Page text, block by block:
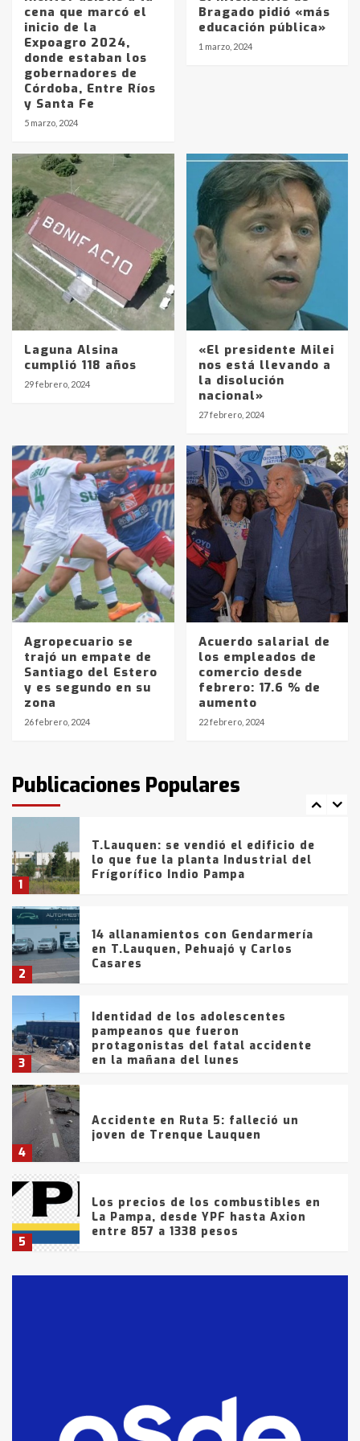
cena que marcó el
inicio de la
Expoagro 2024,
donde estaban los
gobernadores de
Córdoba, Entre Ríos
y Santa Fe
5 marzo, 2024
Bragado pidió «más
educación pública»
1 marzo, 2024
Laguna Alsina
cumplió 118 años
29 febrero, 2024
«El presidente Milei
nos está llevando a
la disolución
nacional»
27 febrero, 2024
Agropecuario se
trajó un empate de
Santiago del Estero
y es segundo en su
zona
26 febrero, 2024
Acuerdo salarial de
los empleados de
comercio desde
febrero: 17.6 % de
aumento
22 febrero, 2024
Publicaciones Populares
Identidad de los adolescentes
protagonistas del fatal accidente
4
Accidente en Ruta 5: falleció un
joven de Trenque Lauquen
5
Los precios de los combustibles en
La Pampa, desde YPF hasta Axion
entre 857 a 1338 pesos
6
La Bolsa de Cereales de Bahía
Blanca anticipa que Agosto vendrá
con lluvias y heladas, en gran parte
fueron detenidos por
comercialización de drogas en la
tarde del sábado
1
T.Lauquen: se vendió el edificio de
lo que fue la planta Industrial del
Frígorífico Indio Pampa
2
14 allanamientos con Gendarmería
en T.Lauquen, Pehuajó y Carlos
Casares
3
Identidad de los adolescentes
pampeanos que fueron
protagonistas del fatal accidente
en la mañana del lunes
4
Accidente en Ruta 5: falleció un
joven de Trenque Lauquen
5
Los precios de los combustibles en
La Pampa, desde YPF hasta Axion
entre 857 a 1338 pesos
fueron detenidos por
comercialización de drogas en la
tarde del sábado